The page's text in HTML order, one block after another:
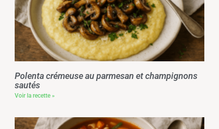
Polenta crémeuse au parmesan et champignons
sautés
Voir la recette »